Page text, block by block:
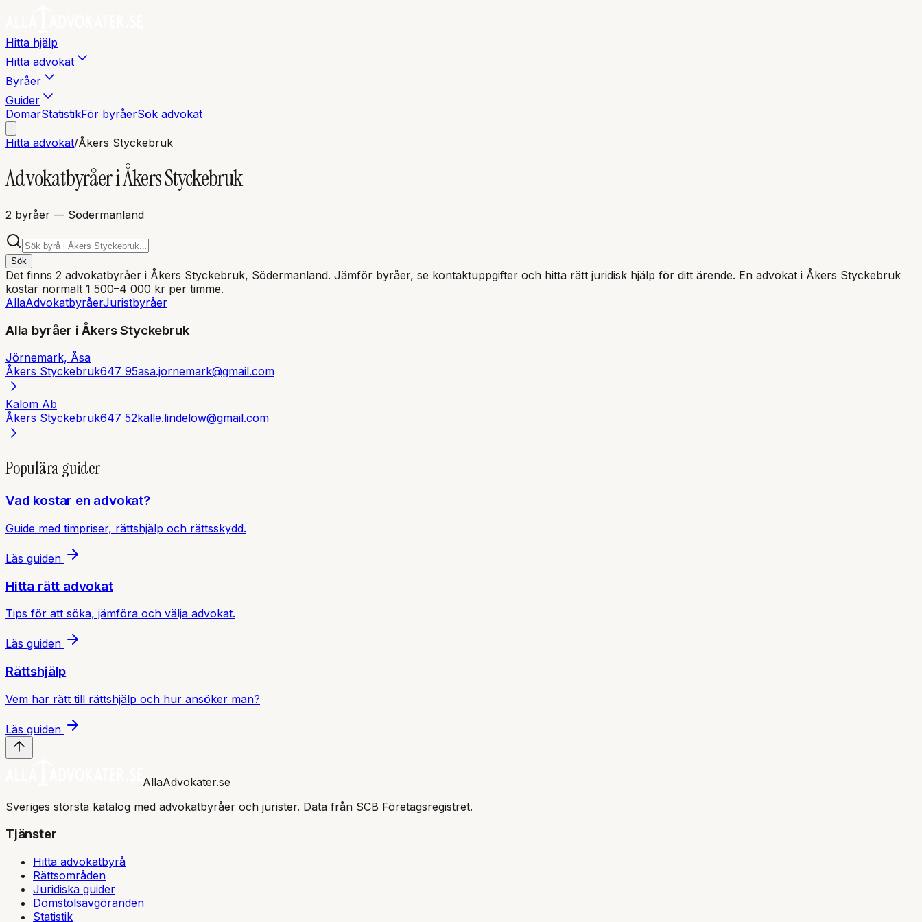
Hitta hjälp
Hitta advokat
Byråer
Guider
DomarStatistikFör byråerSök advokat
Hitta advokat/Åkers Styckebruk
Advokatbyråer iÅkers Styckebruk
2 byråer — Södermanland
Sök
Det finns 2 advokatbyråer i Åkers Styckebruk, Södermanland. Jämför byråer, se kontaktuppgifter och hitta rätt juridisk hjälp för ditt ärende. En advokat i Åkers Styckebruk
kostar normalt 1 500–4 000 kr per timme.
AllaAdvokatbyråerJuristbyråer
Alla byråer iÅkers Styckebruk
Jörnemark, Åsa
Åkers Styckebruk647 95asa.jornemark@gmail.com
Kalom Ab
Åkers Styckebruk647 52kalle.lindelow@gmail.com
Populära guider
Vad kostar en advokat?
Guide med timpriser, rättshjälp och rättsskydd.
Läs guiden
Hitta rätt advokat
Tips för att söka, jämföra och välja advokat.
Läs guiden
Rättshjälp
Vem har rätt till rättshjälp och hur ansöker man?
Läs guiden
AllaAdvokater.se
Sveriges största katalog med advokatbyråer och jurister. Data från SCB Företagsregistret.
Tjänster
Hitta advokatbyrå
Rättsområden
Juridiska guider
Domstolsavgöranden
Statistik